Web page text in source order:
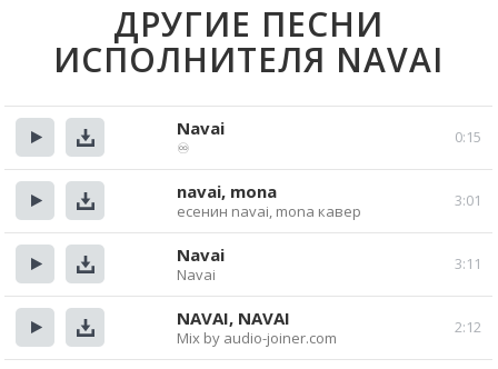
ДРУГИЕ ПЕСНИ
ИСПОЛНИТЕЛЯ NAVAI
Прослушать
Скачать
0:15
Navai
♾
Прослушать
Скачать
3:01
navai, mona
есенин navai, mona кавер
Прослушать
Скачать
3:11
Navai
Navai
Прослушать
Скачать
2:12
NAVAI, NAVAI
Mix by audio-joiner.com